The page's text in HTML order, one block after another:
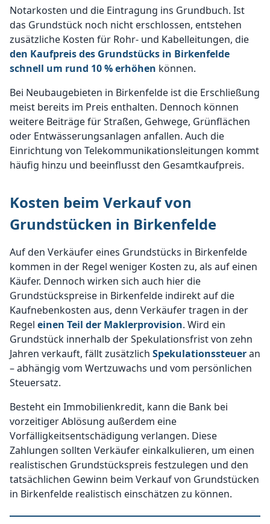
Notarkosten und die Eintragung ins Grundbuch. Ist
das Grundstück noch nicht erschlossen, entstehen
zusätzliche Kosten für Rohr- und Kabelleitungen, die
den Kaufpreis des Grundstücks in Birkenfelde
schnell um rund 10 % erhöhen können.
Bei Neubaugebieten in Birkenfelde ist die Erschließung
meist bereits im Preis enthalten. Dennoch können
weitere Beiträge für Straßen, Gehwege, Grünflächen
oder Entwässerungsanlagen anfallen. Auch die
Einrichtung von Telekommunikationsleitungen kommt
häufig hinzu und beeinflusst den Gesamtkaufpreis.
Kosten beim Verkauf von
Grundstücken in Birkenfelde
Auf den Verkäufer eines Grundstücks in Birkenfelde
kommen in der Regel weniger Kosten zu, als auf einen
Käufer. Dennoch wirken sich auch hier die
Grundstückspreise in Birkenfelde indirekt auf die
Kaufnebenkosten aus, denn Verkäufer tragen in der
Regel einen Teil der Maklerprovision. Wird ein
Grundstück innerhalb der Spekulationsfrist von zehn
Jahren verkauft, fällt zusätzlich Spekulationssteueran
– abhängig vom Wertzuwachs und vom persönlichen
Steuersatz.
Besteht ein Immobilienkredit, kann die Bank bei
vorzeitiger Ablösung außerdem eine
Vorfälligkeitsentschädigung verlangen. Diese
Zahlungen sollten Verkäufer einkalkulieren, um einen
realistischen Grundstückspreis festzulegen und den
tatsächlichen Gewinn beim Verkauf von Grundstücken
in Birkenfelde realistisch einschätzen zu können.